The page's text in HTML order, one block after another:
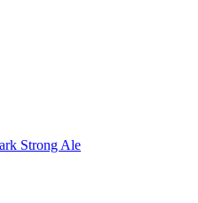
Strong Ale